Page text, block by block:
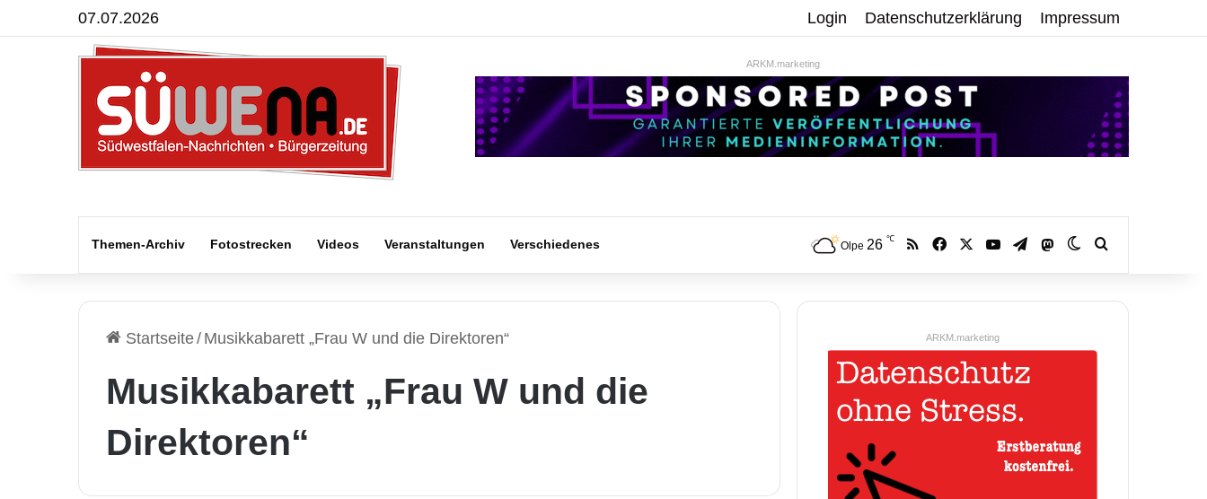
07.07.2026 Login Datenschutzerklärung Impressum
ARKM.marketing
Themen-Archiv Fotostrecken Videos Veranstaltungen Verschiedenes Olpe 26 ℃ RSS Facebook YouTubeTelegramMastodonSkin umschalten
Startseite/ Musikkabarett „Frau W und die Direktoren“
Musikkabarett „Frau W und die
Direktoren“
ARKM.marketing